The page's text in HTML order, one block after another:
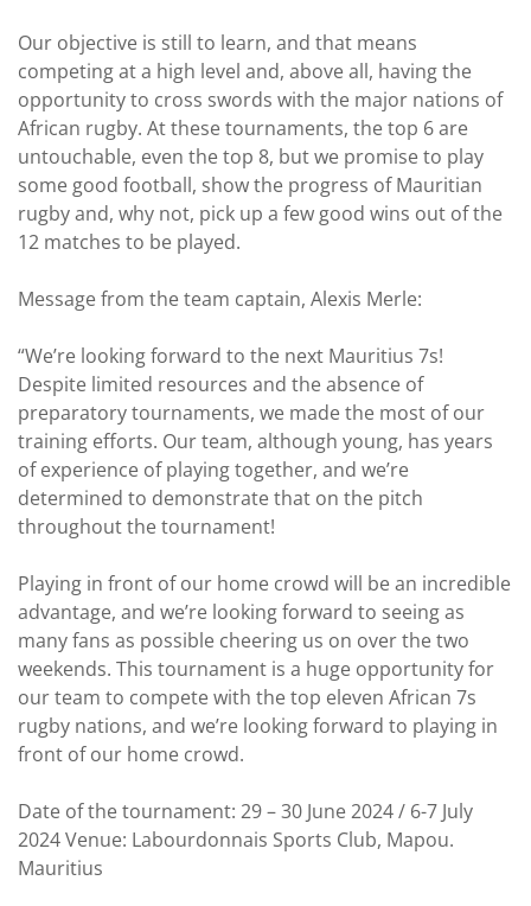
Our objective is still to learn, and that means
competing at a high level and, above all, having the
opportunity to cross swords with the major nations of
African rugby. At these tournaments, the top 6 are
untouchable, even the top 8, but we promise to play
some good football, show the progress of Mauritian
rugby and, why not, pick up a few good wins out of the
12 matches to be played.
Message from the team captain, Alexis Merle:
“We’re looking forward to the next Mauritius 7s!
Despite limited resources and the absence of
preparatory tournaments, we made the most of our
training efforts. Our team, although young, has years
of experience of playing together, and we’re
determined to demonstrate that on the pitch
throughout the tournament!
Playing in front of our home crowd will be an incredible
advantage, and we’re looking forward to seeing as
many fans as possible cheering us on over the two
weekends. This tournament is a huge opportunity for
our team to compete with the top eleven African 7s
rugby nations, and we’re looking forward to playing in
front of our home crowd.
Date of the tournament: 29 – 30 June 2024 / 6-7 July
2024 Venue: Labourdonnais Sports Club, Mapou.
Mauritius